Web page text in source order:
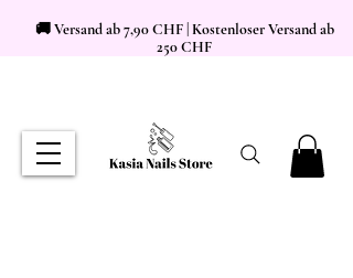
🚚 Versand ab 7,90 CHF | Kostenloser Versand ab
250 CHF